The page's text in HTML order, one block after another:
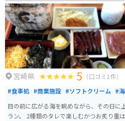
すぐの場所にあるため、ツーリングの休憩場所
肉と焼酎が有名です。道の駅 都城でも、
たソーセージやハムなどの加工品が販売さ
しょうか。
宮崎県 5 （口コミ1件）
#食事処 #商業施設 #ソフトクリーム #
目の前に広がる海を眺めながら、その日に
ラン。 2種類のタレで楽しむかつお炙り重